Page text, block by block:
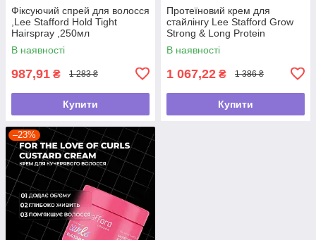
Фіксуючий спрей для волосся
,Lee Stafford Hold Tight
Hairspray ,250мл
В наявності
987,91 ₴ 1 283 ₴
Купити
Протеїновий крем для
стайлінгу Lee Stafford Grow
Strong & Long Protein
Treatment Styling
Cream,100мл
В наявності
1 067,22 ₴ 1 386 ₴
Купити
–23%